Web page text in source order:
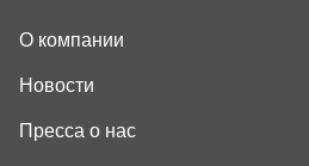
О компании
Новости
Пресса о нас